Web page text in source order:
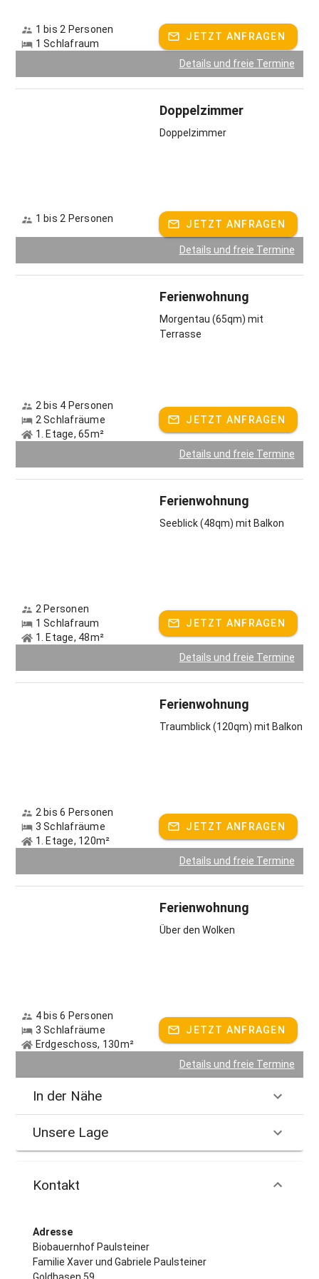
Gastgeber spricht:Deutsch, Englisch
1 bis 2 Personen
1 Schlafraum
JETZT ANFRAGEN
Details und freie Termine
Doppelzimmer
Doppelzimmer
1 bis 2 Personen JETZT ANFRAGEN
Details und freie Termine
Ferienwohnung
Morgentau (65qm) mit
Terrasse
2 bis 4 Personen
2 Schlafräume
1. Etage, 65m²
JETZT ANFRAGEN
Details und freie Termine
Ferienwohnung
Seeblick (48qm) mit Balkon
2 Personen
1 Schlafraum
1. Etage, 48m²
JETZT ANFRAGEN
Details und freie Termine
Ferienwohnung
Traumblick (120qm) mit Balkon
2 bis 6 Personen
3 Schlafräume
1. Etage, 120m²
JETZT ANFRAGEN
Details und freie Termine
Ferienwohnung
Über den Wolken
4 bis 6 Personen
3 Schlafräume
Erdgeschoss, 130m²
JETZT ANFRAGEN
Details und freie Termine
In der Nähe
Unsere Lage
Kontakt
Adresse
Biobauernhof Paulsteiner
Familie Xaver und Gabriele Paulsteiner